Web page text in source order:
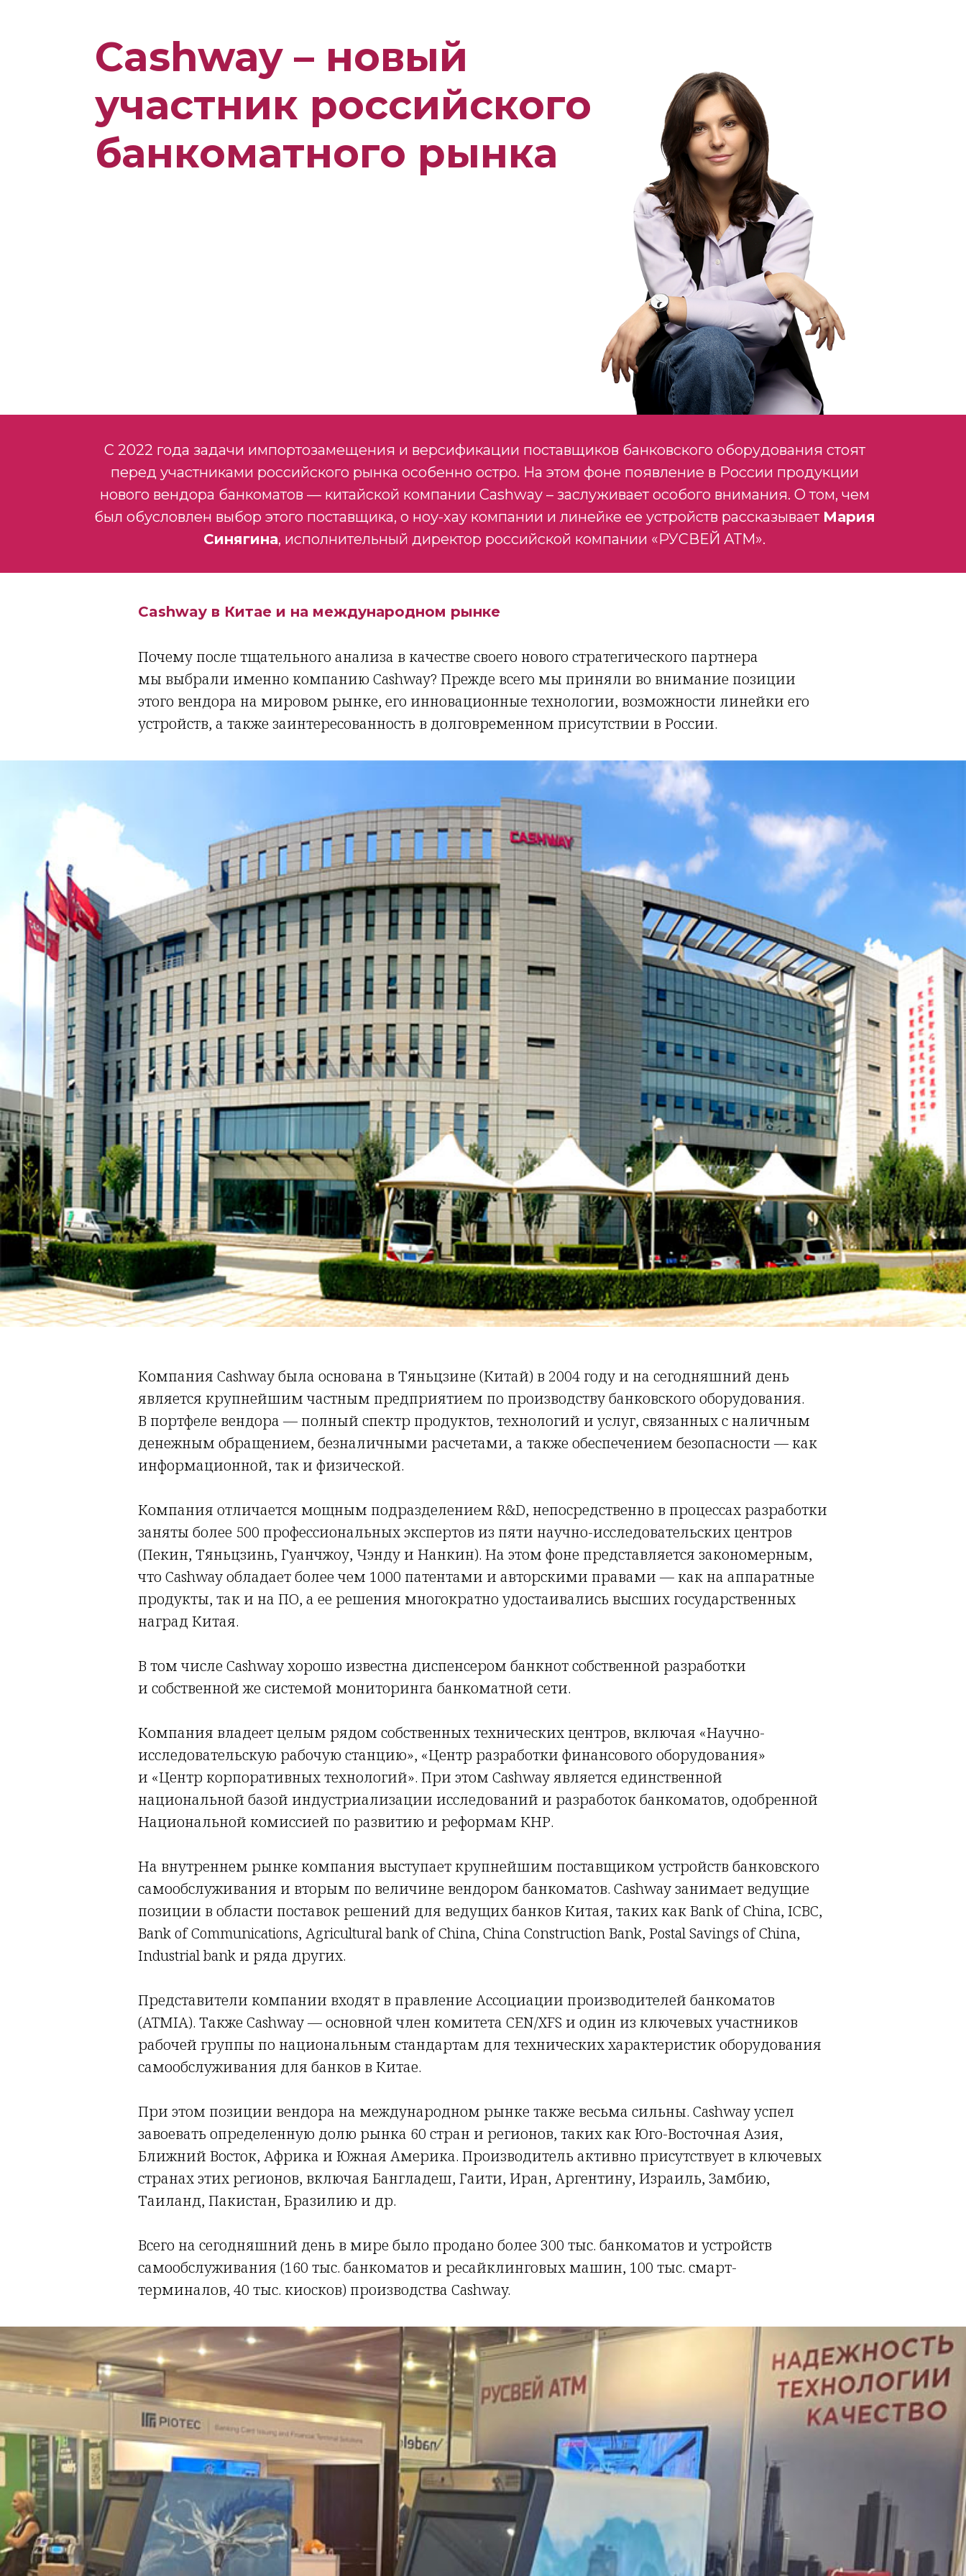
Cashway – новый
участник российского
банкоматного рынка
С 2022 года задачи импортозамещения и версификации поставщиков банковского оборудования стоят
перед участниками российского рынка особенно остро. На этом фоне появление в России продукции
нового вендора банкоматов — китайской компании Cashway – заслуживает особого внимания. О том, чем
был обусловлен выбор этого поставщика, о ноу-хау компании и линейке ее устройств рассказывает Мария
Синягина, исполнительный директор российской компании «РУСВЕЙ АТМ».
Cashway в Китае и на международном рынке
Почему после тщательного анализа в качестве своего нового стратегического партнера
мы выбрали именно компанию Cashway? Прежде всего мы приняли во внимание позиции
этого вендора на мировом рынке, его инновационные технологии, возможности линейки его
устройств, а также заинтересованность в долговременном присутствии в России.
Компания Cashway была основана в Тяньцзине (Китай) в 2004 году и на сегодняшний день
является крупнейшим частным предприятием по производству банковского оборудования.
В портфеле вендора — полный спектр продуктов, технологий и услуг, связанных с наличным
денежным обращением, безналичными расчетами, а также обеспечением безопасности — как
информационной, так и физической.
Компания отличается мощным подразделением R&D, непосредственно в процессах разработки
заняты более 500 профессиональных экспертов из пяти научно-исследовательских центров
(Пекин, Тяньцзинь, Гуанчжоу, Чэнду и Нанкин). На этом фоне представляется закономерным,
что Cashway обладает более чем 1000 патентами и авторскими правами — как на аппаратные
продукты, так и на ПО, а ее решения многократно удостаивались высших государственных
наград Китая.
В том числе Cashway хорошо известна диспенсером банкнот собственной разработки
и собственной же системой мониторинга банкоматной сети.
Компания владеет целым рядом собственных технических центров, включая «Научно-
исследовательскую рабочую станцию», «Центр разработки финансового оборудования»
и «Центр корпоративных технологий». При этом Cashway является единственной
национальной базой индустриализации исследований и разработок банкоматов, одобренной
Национальной комиссией по развитию и реформам КНР.
На внутреннем рынке компания выступает крупнейшим поставщиком устройств банковского
самообслуживания и вторым по величине вендором банкоматов. Cashway занимает ведущие
позиции в области поставок решений для ведущих банков Китая, таких как Bank of China, ICBC,
Bank of Communications, Agricultural bank of China, China Construction Bank, Postal Savings of China,
Industrial bank и ряда других.
Представители компании входят в правление Ассоциации производителей банкоматов
(ATMIA). Также Cashway — основной член комитета CEN/XFS и один из ключевых участников
рабочей группы по национальным стандартам для технических характеристик оборудования
самообслуживания для банков в Китае.
При этом позиции вендора на международном рынке также весьма сильны. Cashway успел
завоевать определенную долю рынка 60 стран и регионов, таких как Юго-Восточная Азия,
Ближний Восток, Африка и Южная Америка. Производитель активно присутствует в ключевых
странах этих регионов, включая Бангладеш, Гаити, Иран, Аргентину, Израиль, Замбию,
Таиланд, Пакистан, Бразилию и др.
Всего на сегодняшний день в мире было продано более 300 тыс. банкоматов и устройств
самообслуживания (160 тыс. банкоматов и ресайклинговых машин, 100 тыс. смарт-
терминалов, 40 тыс. киосков) производства Cashway.